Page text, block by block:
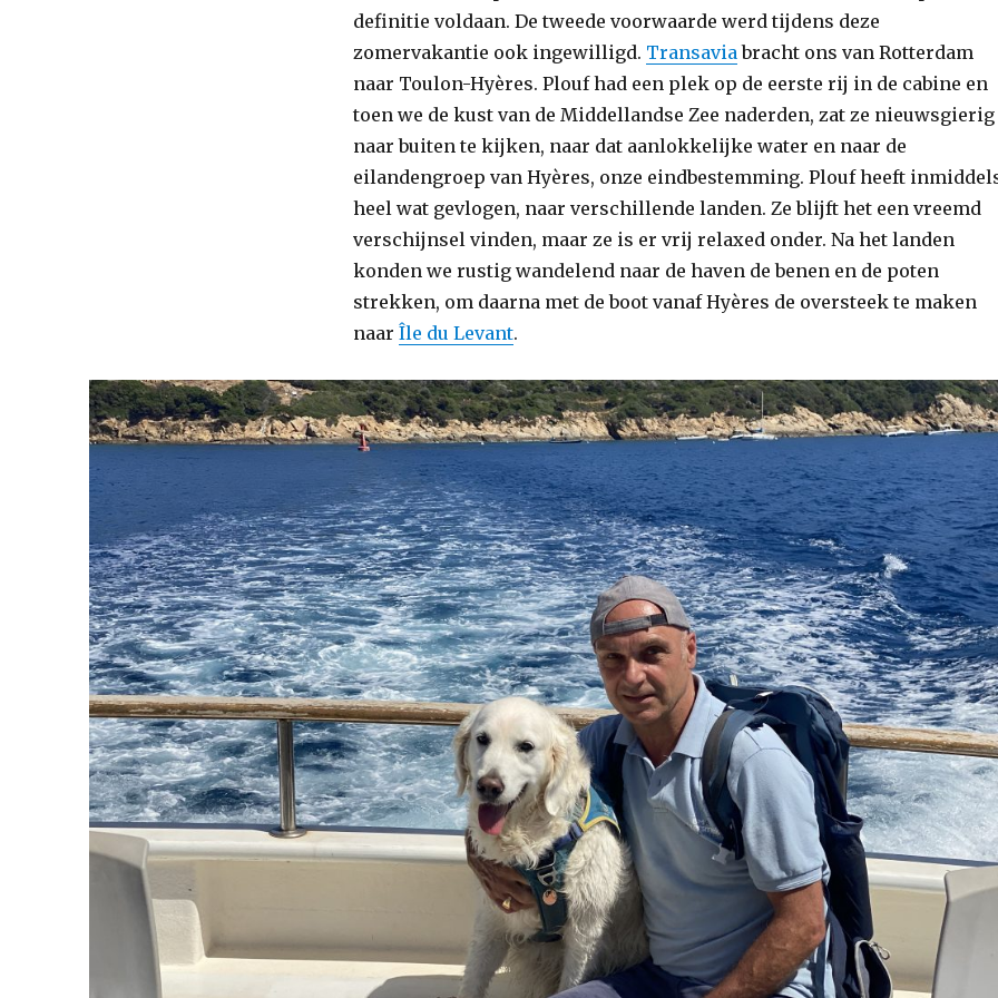
definitie voldaan. De tweede voorwaarde werd tijdens deze
zomervakantie ook ingewilligd. Transavia bracht ons van Rotterdam
naar Toulon-Hyères. Plouf had een plek op de eerste rij in de cabine en
toen we de kust van de Middellandse Zee naderden, zat ze nieuwsgierig
naar buiten te kijken, naar dat aanlokkelijke water en naar de
eilandengroep van Hyères, onze eindbestemming. Plouf heeft
heel wat gevlogen, naar verschillende landen. Ze blijft het een vreemd
verschijnsel vinden, maar ze is er vrij relaxed onder. Na het landen
konden we rustig wandelend naar de haven de benen en de poten
strekken, om daarna met de boot vanaf Hyères de oversteek te maken
naar Île du Levant.